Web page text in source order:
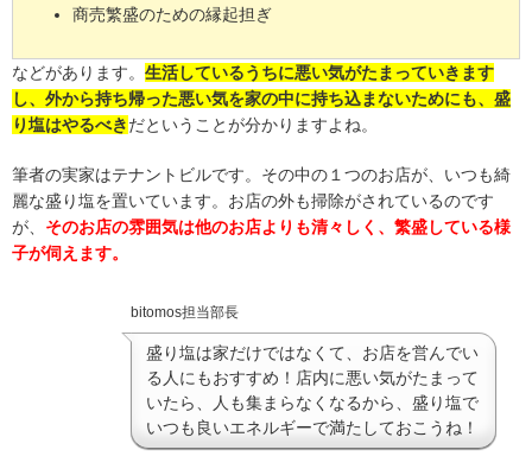
商売繁盛のための縁起担ぎ
などがあります。 生活しているうちに悪い気がたまっていきます
し、外から持ち帰った悪い気を家の中に持ち込まないためにも、盛
り塩はやるべきだということが分かりますよね。
筆者の実家はテナントビルです。その中の１つのお店が、いつも綺
麗な盛り塩を置いています。お店の外も掃除がされているのです
が、 そのお店の雰囲気は他のお店よりも清々しく、繁盛している様
子が伺えます。
bitomos担当部長
盛り塩は家だけではなくて、お店を営んでい
る人にもおすすめ！店内に悪い気がたまって
いたら、人も集まらなくなるから、盛り塩で
いつも良いエネルギーで満たしておこうね！